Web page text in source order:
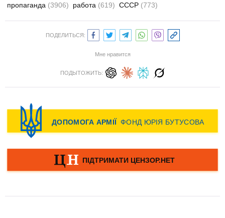
пропаганда (3906) работа (619) СССР (773)
ПОДЕЛИТЬСЯ:
Мне нравится
ПОДЫТОЖИТЬ: